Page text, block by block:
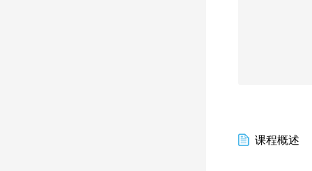
课程概述